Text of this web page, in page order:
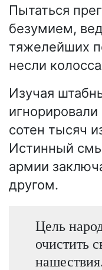
Пытаться
безумием,
тяжелейших
несли
Изучая
сотен тысяч
Истинный
армии
другом.
Цель
очистить